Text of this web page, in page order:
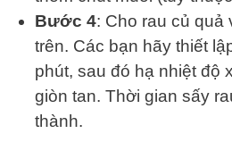
Bước 4: Cho rau củ quả
trên. Các bạn hãy thiết
phút, sau đó hạ nhiệt độ
giòn tan. Thời gian sấy
thành.